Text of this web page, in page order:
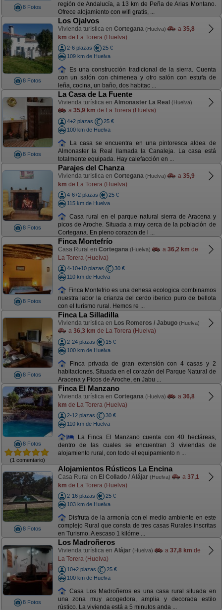
8 Fotos
región de Andalucía, a 13 km de Peña de Arias Montano.
Ofrece alojamiento con wifi gratis, ...
8 Fotos
Los Ojalvos
Vivienda turística en Cortegana (Huelva) a 35,8
km de La Torera (Huelva)
2-6 plazas
25 €
109 km de Huelva
Es una construcción tradicional de la sierra. Cuenta
con un salón con chimenea y otro salón con estufa de
leña, cocina, un baño, dos habitac ...
8 Fotos
La Casa de La Fuente
Vivienda turística en Almonaster La Real (Huelva)
a 35,9 km de La Torera (Huelva)
4+2 plazas
25 €
100 km de Huelva
La casa se encuentra en una pintoresca aldea de
Almonaster la Real llamada la Canaleja. La casa está
totalmente equipada. Hay calefacción en ...
8 Fotos
Parajes del Chanza
Vivienda turística en Cortegana (Huelva) a 35,9
km de La Torera (Huelva)
4-6+2 plazas
25 €
115 km de Huelva
Casa rural en el parque natural sierra de Aracena y
picos de Aroche. Situada a muy cerca de la población de
Cortegana. En pleno corazon de l ...
8 Fotos
Finca Montefrío
Casa Rural en Cortegana (Huelva) a 36,2 km de
La Torera (Huelva)
4-10+10 plazas
30 €
110 km de Huelva
Finca Montefrio es una dehesa ecologica combinamos
nuestra labor la crianza del cerdo iberico puro de bellota
con el turismo rural. Hemos re ...
8 Fotos
Finca La Silladilla
Vivienda turística en Los Romeros / Jabugo (Huelva)
a 36,3 km de La Torera (Huelva)
2-24 plazas
15 €
100 km de Huelva
Finca privada de gran extensión con 4 casas y 2
habitaciones. Situada en el corazón del Parque Natural de
Aracena y Picos de Aroche, en Jabu ...
8 Fotos
(1 comentario)
Finca El Manzano
Vivienda turística en Cortegana (Huelva) a 36,8
km de La Torera (Huelva)
2-12 plazas
30 €
110 km de Huelva
La Finca El Manzano cuenta con 40 hectáreas,
dentro de las cuales se encuentran 3 viviendas de
alojamiento rural, con todo el equipamiento n ...
8 Fotos
Alojamientos Rústicos La Encina
Casa Rural en El Collado / Alájar (Huelva) a 37,1
km de La Torera (Huelva)
2-16 plazas
25 €
103 km de Huelva
Disfruta de la armonía con el medio ambiente en este
complejo Rural que consta de tres casas Rurales inscritas
en Turismo. A escaso 1 kilóme ...
8 Fotos
Los Madroñeros
Vivienda turística en Alájar (Huelva) a 37,8 km de
La Torera (Huelva)
10+2 plazas
25 €
100 km de Huelva
Casa Los Madroñeros es una casa rural situada en
una zona muy acogedora, amplia y decorada estilo
rústico. La vivienda está a 5 minutos anda ...